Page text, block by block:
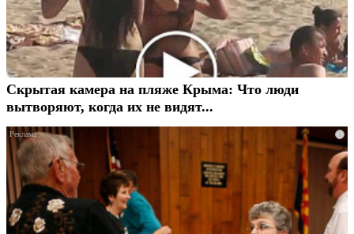
Скрытая камера на пляже Крыма: Что люди
вытворяют, когда их не видят...
i